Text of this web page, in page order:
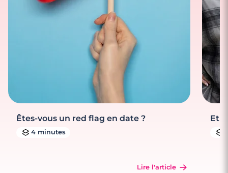
Êtes-vous un red flag en date ?
4 minutes
Lire l'article
Et